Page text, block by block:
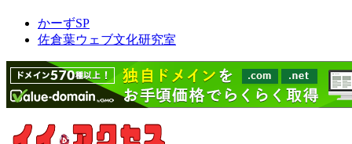
かーずSP
佐倉葉ウェブ文化研究室